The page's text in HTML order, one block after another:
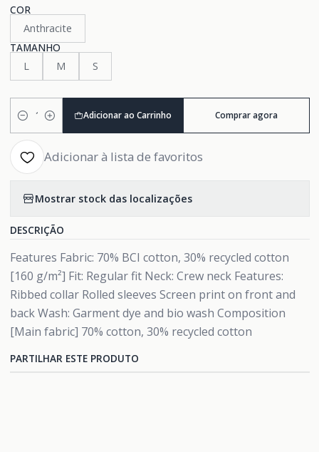
COR
Anthracite
TAMANHO
L
M S
Quantidade
Adicionar ao Carrinho Comprar agora
Adicionar à lista de favoritos
Mostrar stock das localizações
DESCRIÇÃO
Features Fabric: 70% BCI cotton, 30% recycled cotton
[160 g/m²] Fit: Regular fit Neck: Crew neck Features:
Ribbed collar Rolled sleeves Screen print on front and
back Wash: Garment dye and bio wash Composition
[Main fabric] 70% cotton, 30% recycled cotton
PARTILHAR ESTE PRODUTO